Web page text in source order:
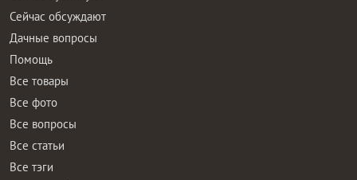
Сейчас обсуждают
Дачные вопросы
Помощь
Все товары
Все фото
Все вопросы
Все статьи
Все тэги